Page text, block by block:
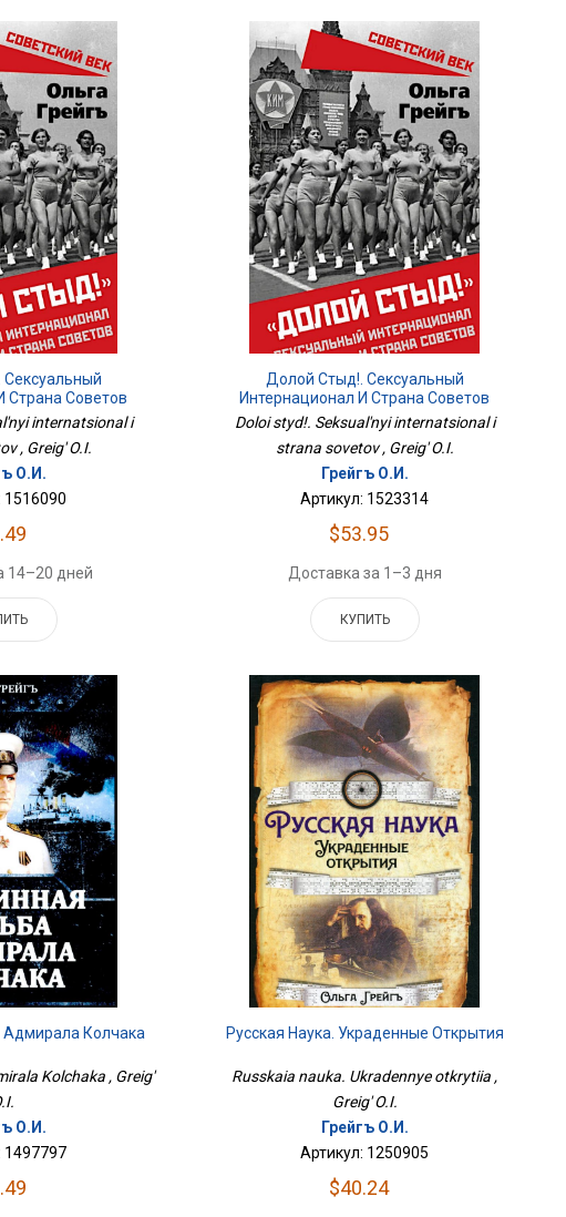
Страна Советов
internatsional i
, Greig' O.I.
О.И.
1516090
14–20 дней
Долой Стыд!. Сексуальный
Интернационал И Страна Советов
Doloi styd!. Seksual'nyi internatsional i
strana sovetov , Greig' O.I.
Грейгъ О.И.
Артикул: 1523314
$53.95
Доставка за 1–3 дня
КУПИТЬ
Колчака
Kolchaka , Greig'
О.И.
1497797
Русская Наука. Украденные Открытия
Russkaia nauka. Ukradennye otkrytiia ,
Greig' O.I.
Грейгъ О.И.
Артикул: 1250905
$40.24